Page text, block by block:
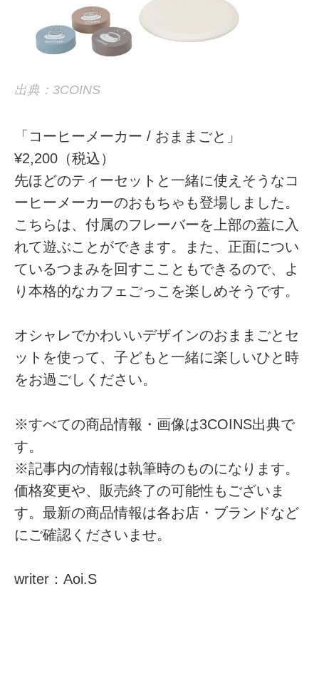
出典：3COINS
「コーヒーメーカー / おままごと」
¥2,200（税込）
先ほどのティーセットと一緒に使えそうなコ
ーヒーメーカーのおもちゃも登場しました。
こちらは、付属のフレーバーを上部の蓋に入
れて遊ぶことができます。また、正面につい
ているつまみを回すここともできるので、よ
り本格的なカフェごっこを楽しめそうです。
オシャレでかわいいデザインのおままごとセ
ットを使って、子どもと一緒に楽しいひと時
をお過ごしください。
※すべての商品情報・画像は3COINS出典で
す。
※記事内の情報は執筆時のものになります。
価格変更や、販売終了の可能性もございま
す。最新の商品情報は各お店・ブランドなど
にご確認くださいませ。
writer：Aoi.S